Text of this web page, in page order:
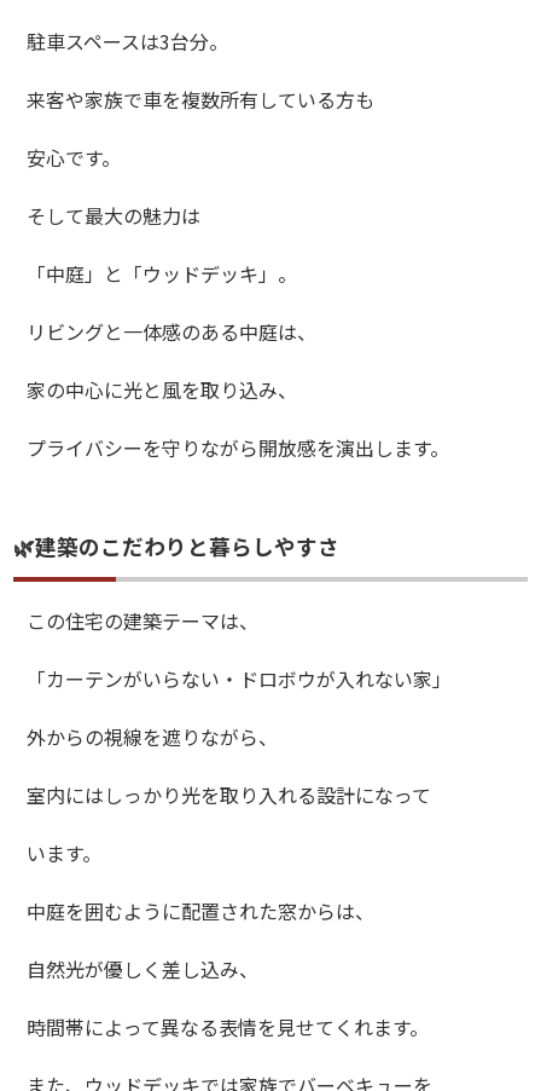
駐車スペースは3台分。
来客や家族で車を複数所有している方も
安心です。
そして最大の魅力は
「中庭」と「ウッドデッキ」。
リビングと一体感のある中庭は、
家の中心に光と風を取り込み、
プライバシーを守りながら開放感を演出します。
🌿建築のこだわりと暮らしやすさ
この住宅の建築テーマは、
「カーテンがいらない・ドロボウが入れない家」
外からの視線を遮りながら、
室内にはしっかり光を取り入れる設計になって
います。
中庭を囲むように配置された窓からは、
自然光が優しく差し込み、
時間帯によって異なる表情を見せてくれます。
また、ウッドデッキでは家族でバーベキューを